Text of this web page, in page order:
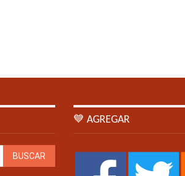
💙 AGREGAR